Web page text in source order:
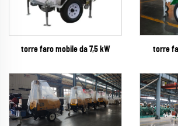
torre faro mobile da 7,5 kW torre